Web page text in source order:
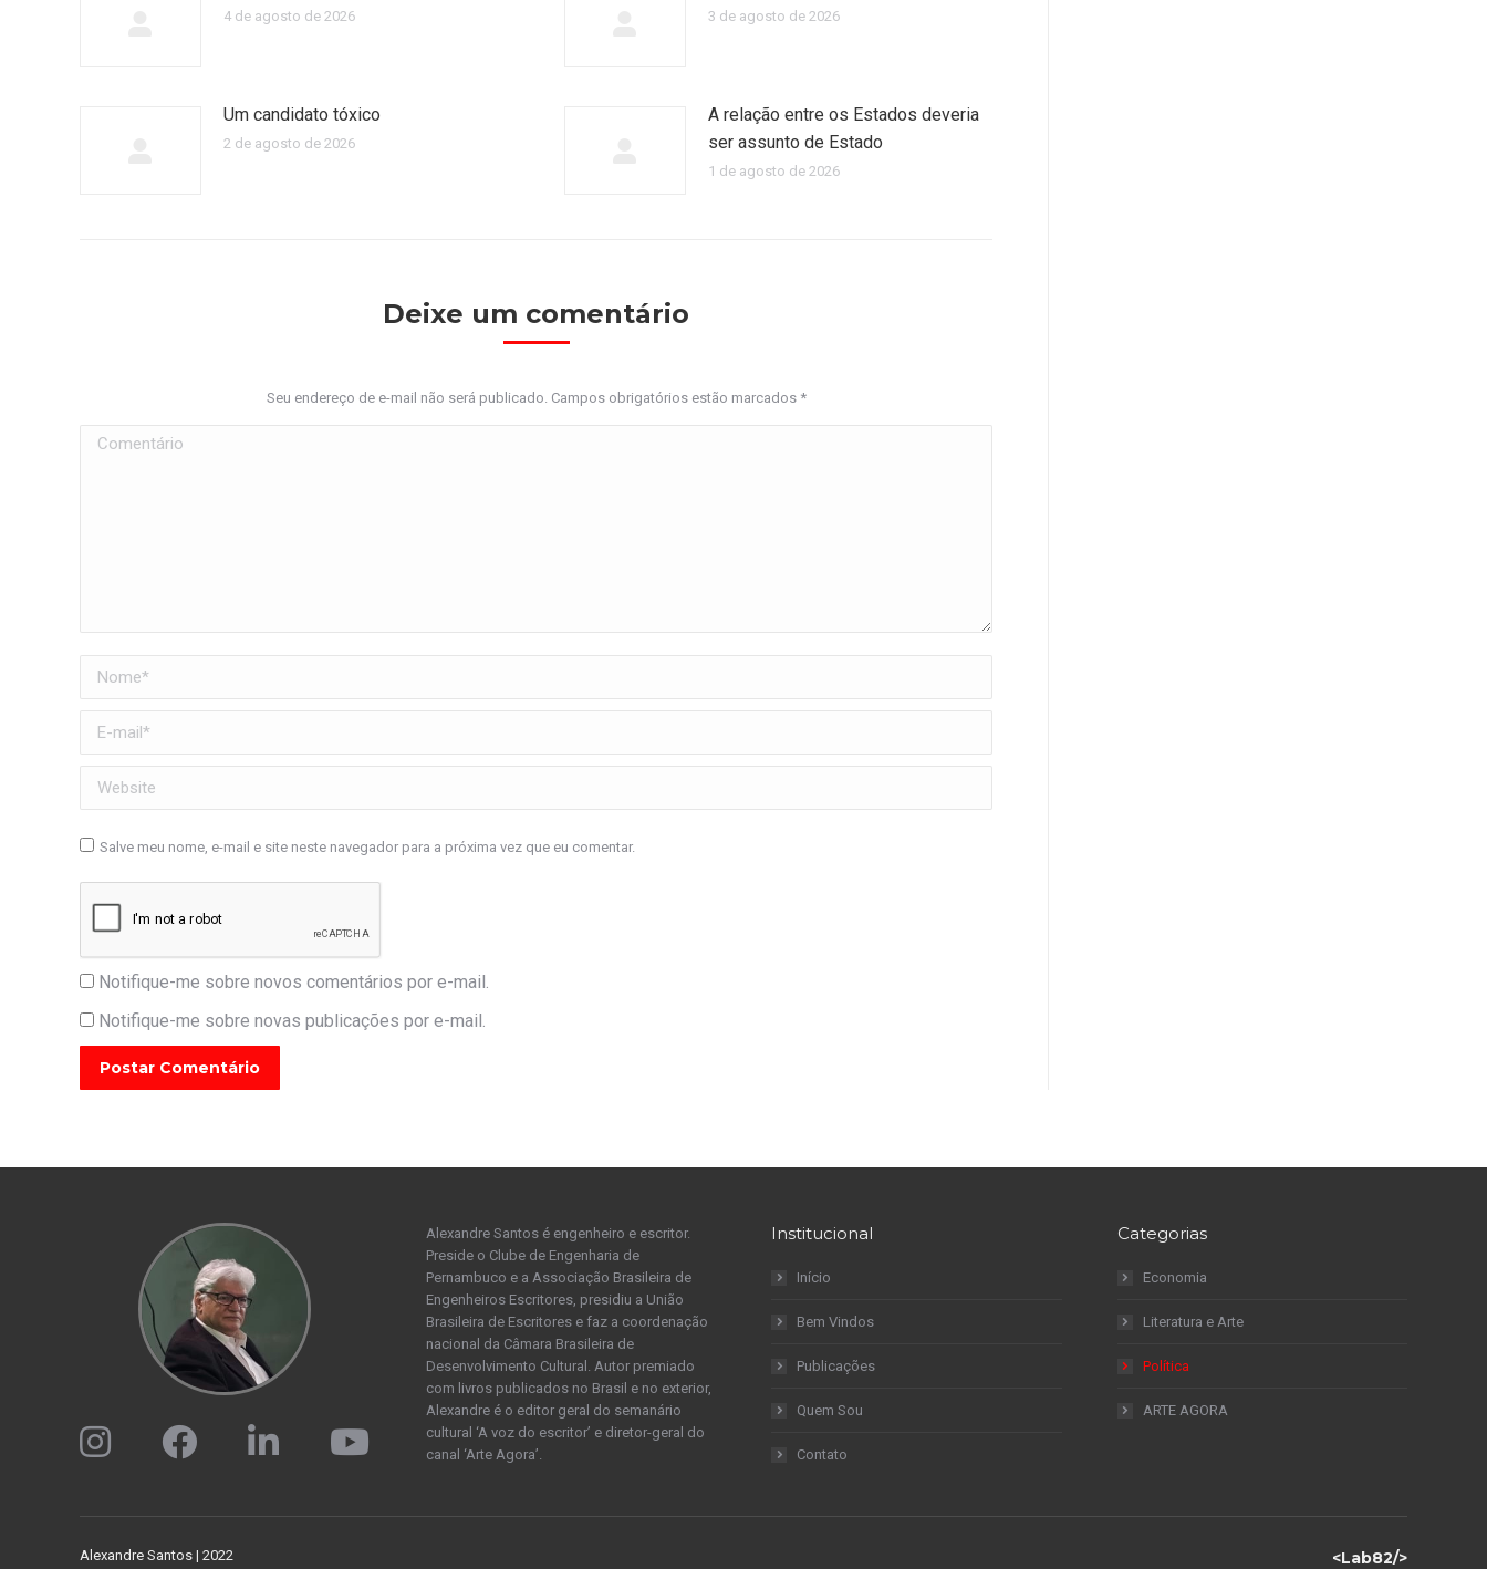
4 de agosto de 2026 3 de agosto de 2026
Um candidato tóxico
2 de agosto de 2026
A relação entre os Estados deveria
ser assunto de Estado
1 de agosto de 2026
Deixe um comentário
Seu endereço de e-mail não será publicado. Campos obrigatórios estão marcados *
Comentário
Nome *
E-mail *
Website
Salve meu nome, e-mail e site neste navegador para a próxima vez que eu comentar.
Notifique-me sobre novos comentários por e-mail.
Notifique-me sobre novas publicações por e-mail.
Postar Comentário
Alexandre Santos é engenheiro e escritor.
Preside o Clube de Engenharia de
Pernambuco e a Associação Brasileira de
Engenheiros Escritores, presidiu a União
Brasileira de Escritores e faz a coordenação
nacional da Câmara Brasileira de
Desenvolvimento Cultural. Autor premiado
com livros publicados no Brasil e no exterior,
Alexandre é o editor geral do semanário
cultural ‘A voz do escritor’ e diretor-geral do
canal ‘Arte Agora’.
Institucional
Início
Bem Vindos
Publicações
Quem Sou
Contato
Categorias
Economia
Literatura e Arte
Política
ARTE AGORA
Alexandre Santos | 2022 <Lab82/>